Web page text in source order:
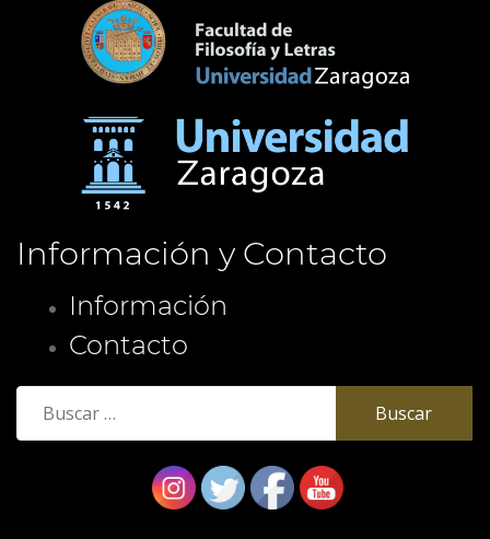
Información y Contacto
Información
Contacto
Buscar: